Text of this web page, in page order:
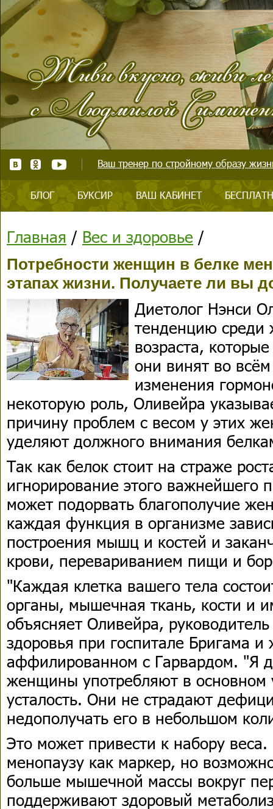
Ваш тренер по стройному образу
БЛОГ БУКСИР ВАШ КАБИНЕТ
Главная / Вес и здоровье /
Потребности женщин в белке
этапах жизни. Получаете ли вы
Диетолог Нэнси
тенденцию среди
возраста,
они винят во
изменения
некоторую роль, Оливейра
причину проблем с весом у этих
уделяют должного внимания
Так как белок стоит на страже
игнорирование этого важнейшего
может подорвать благополучие
каждая функция в организме
построения мышц и костей и
крови, перевариванием пищи и
"Каждая клетка вашего тела
органы, мышечная ткань, кости и
объясняет Оливейра,
здоровья при госпитале Бригама
аффилированном с Гарвардом. "Я
женщины употребляют в основном
усталость. Они не страдают
недополучать его в небольшом
Это может привести к набору
менопаузу как маркер, но
больше мышечной массы вокруг
поддерживают здоровый